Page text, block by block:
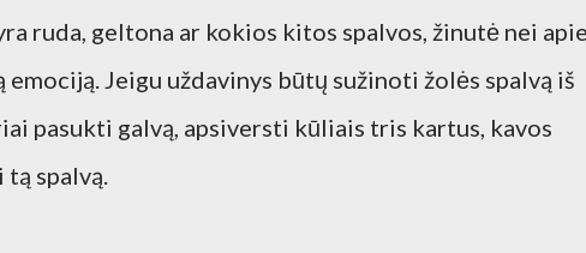
ruda, geltona ar kokios kitos spalvos, žinutė nei
emociją. Jeigu uždavinys būtų sužinoti žolės spalvą iš
pasukti galvą, apsiversti kūliais tris kartus, kavos
spalvą.